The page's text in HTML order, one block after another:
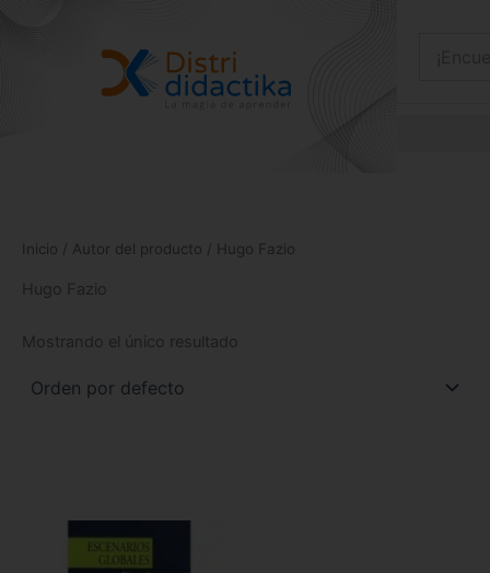
Inicio / Autor del producto / Hugo Fazio
Hugo Fazio
Mostrando el único resultado